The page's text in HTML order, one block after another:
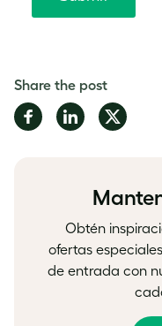
Share the post
Share
on
Share
on
Share
on
Obtén
ofertas
de entrada con